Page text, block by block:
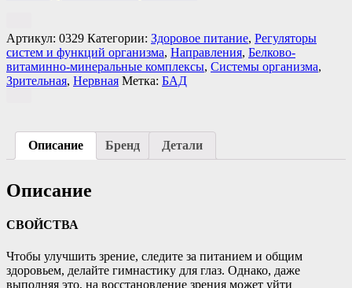
Артикул: 0329 Категории: Здоровое питание, Регуляторы
систем и функций организма, Направления, Белково-
витаминно-минеральные комплексы, Системы организма,
Зрительная, Нервная Метка: БАД
Описание Бренд Детали
Описание
СВОЙСТВА
Чтобы улучшить зрение, следите за питанием и общим
здоровьем, делайте гимнастику для глаз. Однако, даже
выполняя это, на восстановление зрения может уйти